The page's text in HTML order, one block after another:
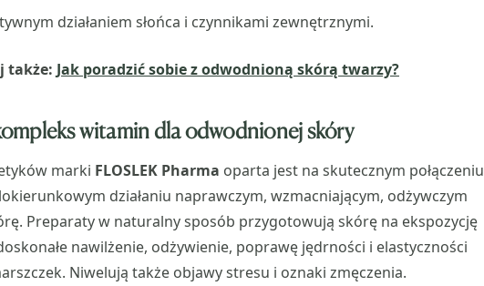
działaniem słońca i czynnikami zewnętrznymi.
także: Jak poradzić sobie z odwodnioną skórą twarzy?
witamin dla odwodnionej skóry
marki FLOSLEK Pharma oparta jest na skutecznym połączeniu
działaniu naprawczym, wzmacniającym, odżywczym
Preparaty w naturalny sposób przygotowują skórę na ekspozycję
nawilżenie, odżywienie, poprawę jędrności i elastyczności
Niwelują także objawy stresu i oznaki zmęczenia.